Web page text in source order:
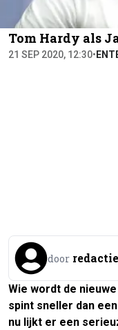
Tom Hardy als
21 SEP 2020, 12:30•
door redactie
Wie wordt de nieuwe
spint sneller dan
nu lijkt er een